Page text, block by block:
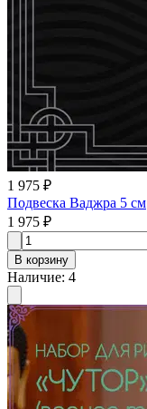
1 975 ₽
Подвеска Ваджра 5 см
1 975 ₽
В корзину
Наличие: 4